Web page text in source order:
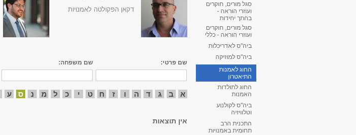
סגל מורים, חוקרים
ועוזרי הוראה -
בחתך יחידות
סגל מורים, חוקרים
ועוזרי הוראה - כללי
ביה"ס לאדריכלות
ביה"ס למוזיקה
החוג לאמנות
התיאטרון
החוג לתולדות
האמנות
ביה"ס לקולנוע
וטלוויזיה
התכנית הרב
תחומית באמנויות
דקאן הפקולטה לאמנויות
שם פרטי: שם משפחה:
א ב ג ד ה ו ז ח ט י כ ל מ נ ס ע
אין תוצאות